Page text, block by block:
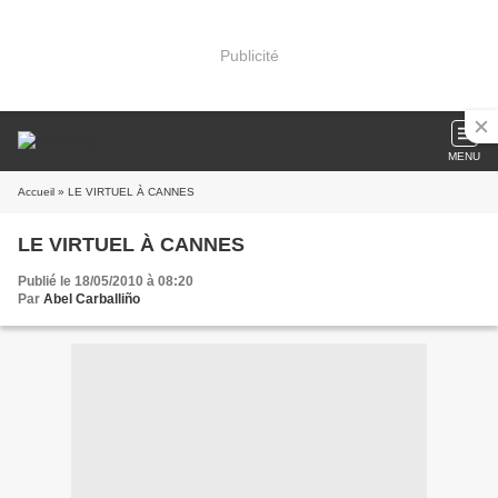
Publicité
MENU
Accueil » LE VIRTUEL À CANNES
LE VIRTUEL À CANNES
Publié le 18/05/2010 à 08:20
Par Abel Carballiño